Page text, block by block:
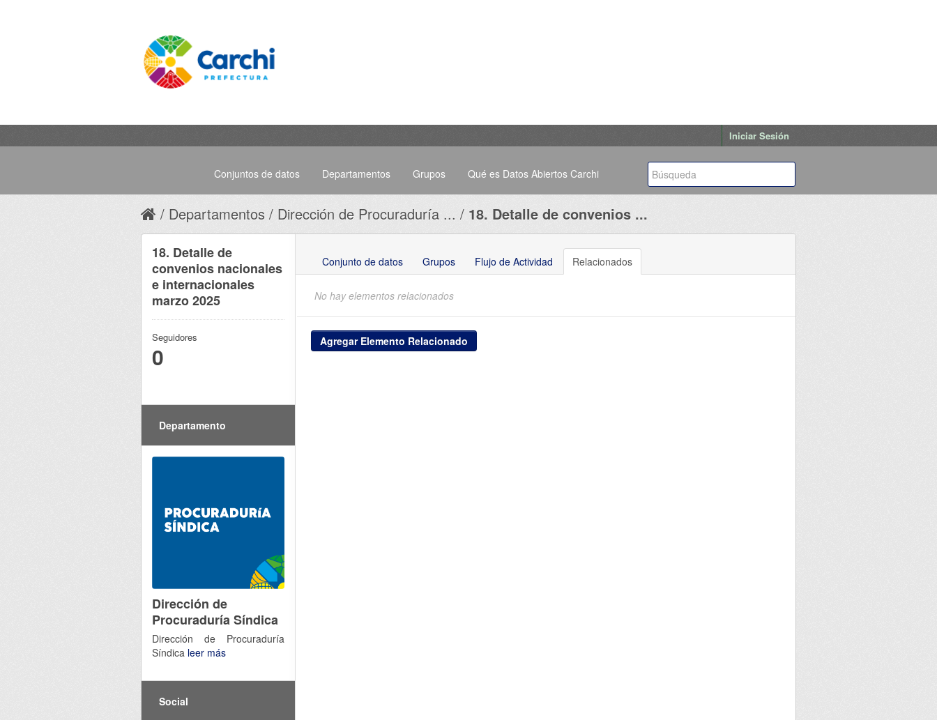
Iniciar Sesión
Conjuntos de datos Departamentos Grupos Qué es Datos Abiertos Carchi
Departamentos Dirección de Procuraduría ... 18. Detalle de convenios ...
Conjunto de datos Grupos Flujo de Actividad Relacionados
No hay elementos relacionados
Agregar Elemento Relacionado
18. Detalle de
convenios nacionales
e internacionales
marzo 2025
Seguidores
0
Departamento
Dirección de
Procuraduría Síndica
Dirección de Procuraduría
Síndica leer más
Social